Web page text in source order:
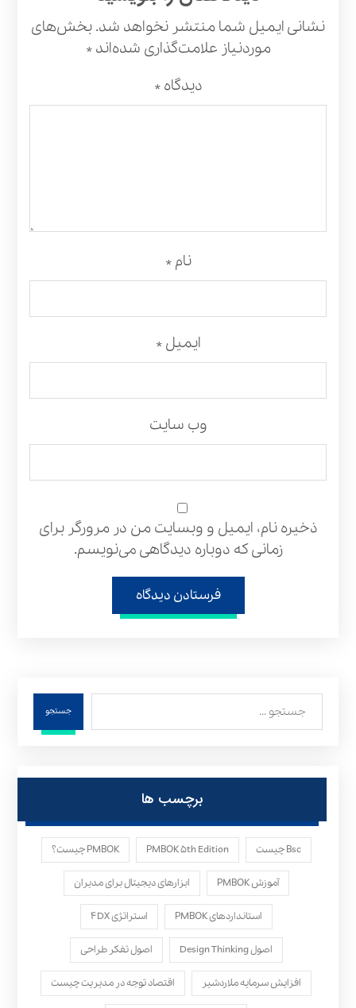
نشانی ایمیل شما منتشر نخواهد شد.بخش‌های
موردنیاز علامت‌گذاری شده‌اند*
دیدگاه*
نام*
ایمیل*
وب‌ سایت
ذخیره نام، ایمیل و وبسایت من در مرورگر برای
زمانی که دوباره دیدگاهی می‌نویسم.
فرستادن دیدگاه
جستجو
برچسب ها
Bsc چیست PMBOK ۵th Edition PMBOK چیست؟
آموزش PMBOK ابزارهای دیجیتال برای مدیران
استانداردهای PMBOK استراتژی ۴DX
اصول Design Thinking اصول تفکر طراحی
افزایش سرمایه ملاردشیر اقتصاد توجه در مدیریت چیست